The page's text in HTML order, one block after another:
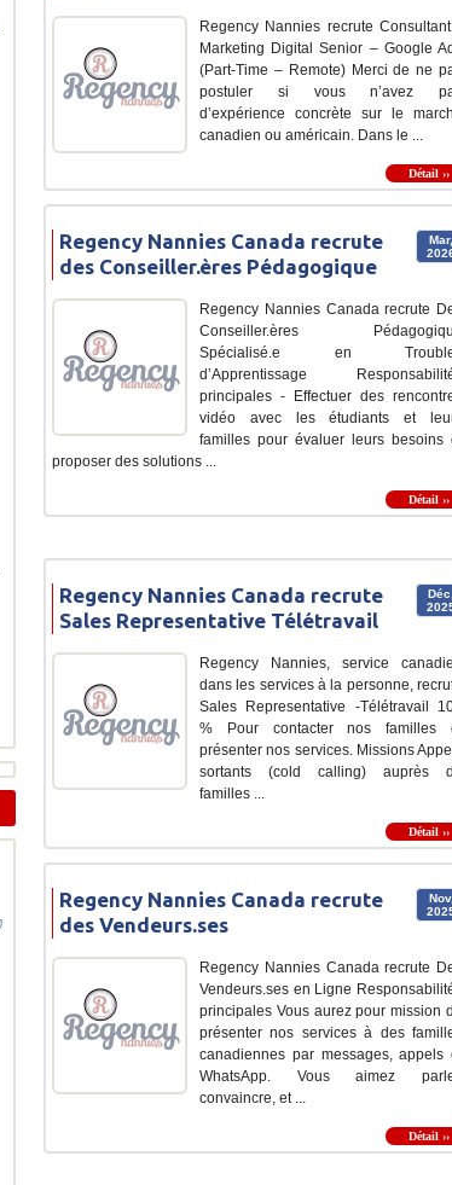
Regency Nannies recrute
Marketing Digital Senior – Google
(Part-Time – Remote) Merci de ne
postuler si vous n’avez
d’expérience concrète sur le
canadien ou américain. Dans le ...
Détail ››
Mar,
Regency Nannies Canada recrute
des Conseiller.ères Pédagogique
Regency Nannies Canada recrute
Conseiller.ères
Spécialisé.e en
d’Apprentissage
principales - Effectuer des
vidéo avec les étudiants et
familles pour évaluer leurs besoins
proposer des solutions ...
Détail ››
Déc,
Regency Nannies Canada recrute
Sales Representative Télétravail
Regency Nannies, service
dans les services à la personne,
Sales Representative -Télétravail
% Pour contacter nos familles
présenter nos services. Missions
sortants (cold calling) auprès
familles ...
Détail ››
Nov,
Regency Nannies Canada recrute
des Vendeurs.ses
Regency Nannies Canada recrute
Vendeurs.ses en Ligne
principales Vous aurez pour mission
présenter nos services à des
canadiennes par messages, appels
WhatsApp. Vous aimez
convaincre, et ...
Détail ››